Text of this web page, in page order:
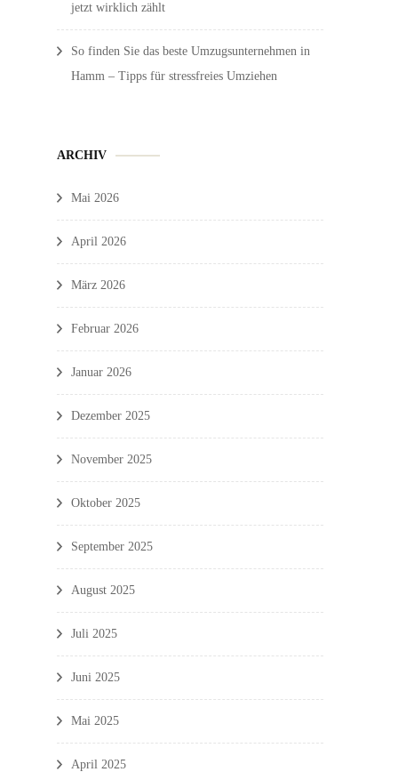
jetzt wirklich zählt
So finden Sie das beste Umzugsunternehmen in
Hamm – Tipps für stressfreies Umziehen
ARCHIV
Mai 2026
April 2026
März 2026
Februar 2026
Januar 2026
Dezember 2025
November 2025
Oktober 2025
September 2025
August 2025
Juli 2025
Juni 2025
Mai 2025
April 2025